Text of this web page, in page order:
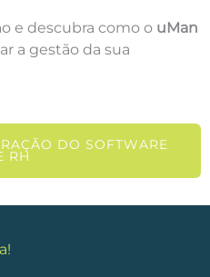
e descubra como o uMan
a gestão da sua
DO SOFTWARE
RH